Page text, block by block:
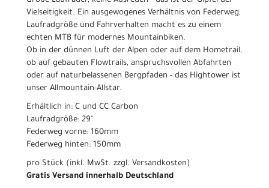
Vielseitigkeit. Ein ausgewogenes Verhältnis von Federweg,
Laufradgröße und Fahrverhalten macht es zu einem
echten MTB für modernes Mountainbiken.
Ob in der dünnen Luft der Alpen oder auf dem Hometrail,
ob auf gebauten Flowtrails, anspruchsvollen Abfahrten
oder auf naturbelassenen Bergpfaden - das Hightower ist
unser Allmountain-Allstar.
Erhältlich in: C und CC Carbon
Laufradgröße: 29"
Federweg vorne: 160mm
Federweg hinten: 150mm
pro Stück (inkl. MwSt. zzgl. Versandkosten)
Gratis Versand innerhalb Deutschland